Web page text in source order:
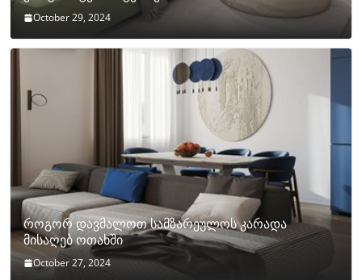
October 29, 2024
როგორ დავმალოთ სამზარეულოს კარადა
მისაღებ ოთახში
October 27, 2024